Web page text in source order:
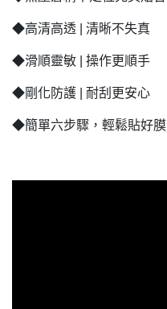
◆高清高透 | 清晰不失真
◆滑順靈敏 | 操作更順手
◆剛化防護 | 耐刮更安心
◆簡單六步驟，輕鬆貼好膜